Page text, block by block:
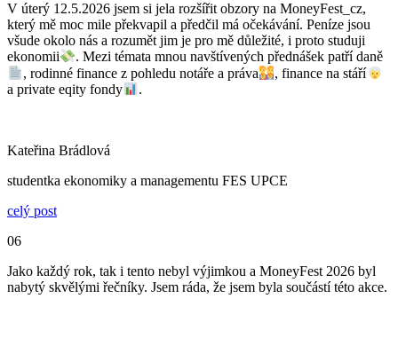
V úterý 12.5.2026 jsem si jela rozšířit obzory na MoneyFest_cz,
který mě moc mile překvapil a předčil má očekávání. Peníze jsou
všude okolo nás a rozumět jim je pro mě důležité, i proto studuji
ekonomii
. Mezi témata mnou navštívených přednášek patří daně
, rodinné finance z pohledu notáře a práva
, finance na stáří
a private eqity fondy
.
Kateřina Brádlová
studentka ekonomiky a managementu FES UPCE
celý post
06
Jako každý rok, tak i tento nebyl výjimkou a MoneyFest 2026 byl
nabytý skvělými řečníky. Jsem ráda, že jsem byla součástí této akce.